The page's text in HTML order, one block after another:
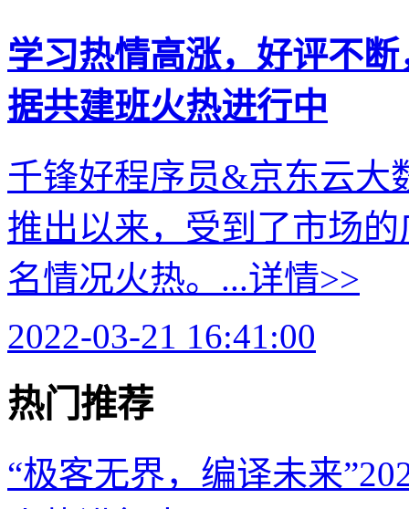
学习热情高涨，好评不
据共建班火热进行中
千锋好程序员&京东云大
推出以来，受到了市场
名情况火热。...详情>>
2022-03-21 16:41:00
热门推荐
“极客无界，编译未来